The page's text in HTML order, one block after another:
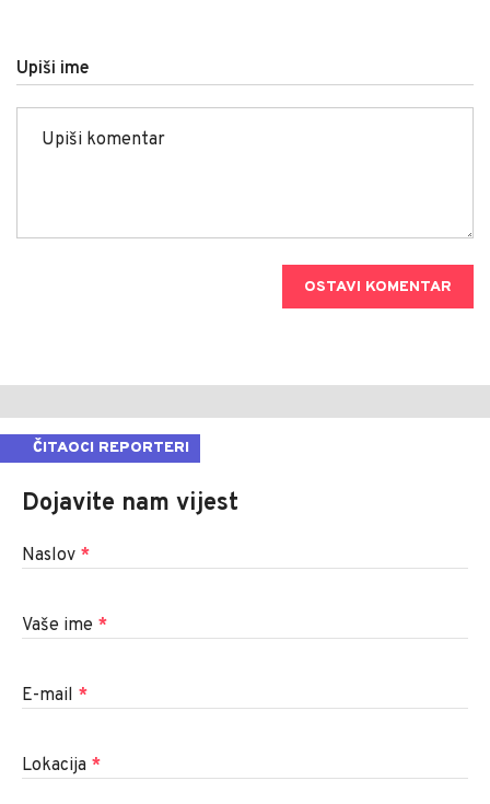
Upiši ime
OSTAVI KOMENTAR
ČITAOCI REPORTERI
Dojavite nam vijest
Naslov *
Vaše ime *
E-mail *
Lokacija *